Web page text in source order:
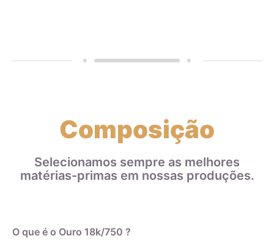
Composição
Selecionamos sempre as melhores
matérias-primas em nossas produções.
O que é o Ouro 18k/750 ?